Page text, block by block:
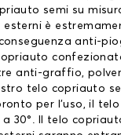
semi su
è
anti-
anti-graffio,
telo copriauto
per l’uso, il
30°. Il telo